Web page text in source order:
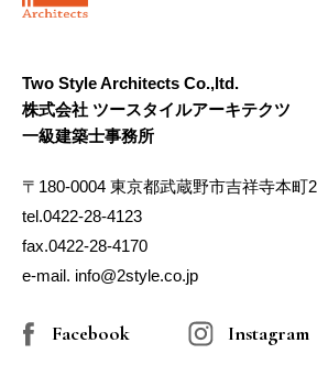
Two Style Architects Co.,ltd.
株式会社 ツースタイルアーキテクツ
一級建築士事務所
〒180-0004 東京都武蔵野市吉祥寺本町
tel.0422-28-4123
fax.0422-28-4170
e-mail. info@2style.co.jp
Facebook Instagram